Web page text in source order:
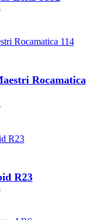
Rocamatica
R23